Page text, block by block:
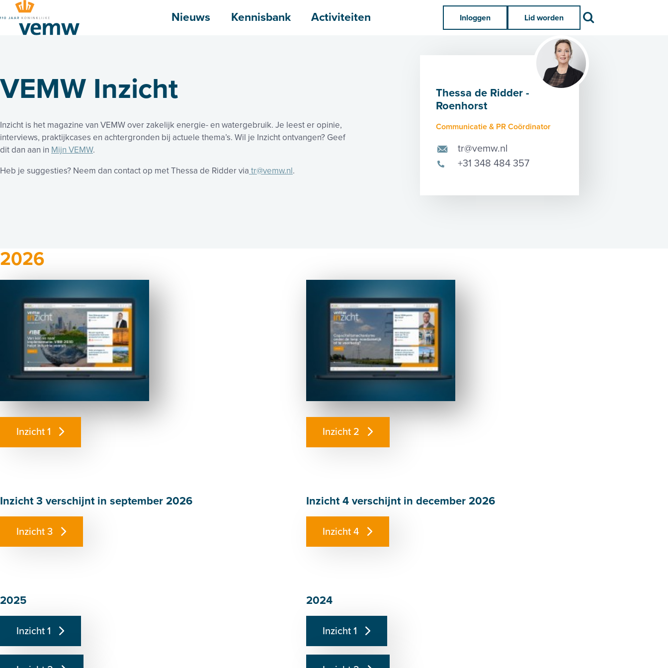
Nieuws Kennisbank Activiteiten Inloggen Lid worden
VEMW Inzicht
Inzicht is het magazine van VEMW over zakelijk energie- en watergebruik. Je leest er opinie,
interviews, praktijkcases en achtergronden bij actuele thema’s. Wil je Inzicht ontvangen? Geef
dit dan aan in Mijn VEMW.
Heb je suggesties? Neem dan contact op met Thessa de Ridder via tr@vemw.nl.
Thessa de Ridder -
Roenhorst
Communicatie & PR Coördinator
tr@vemw.nl
+31 348 484 357
2026
Inzicht 1 Inzicht 2
Inzicht 3 verschijnt in september 2026
Inzicht 3
Inzicht 4 verschijnt in december 2026
Inzicht 4
2025
Inzicht 1
2024
Inzicht 1